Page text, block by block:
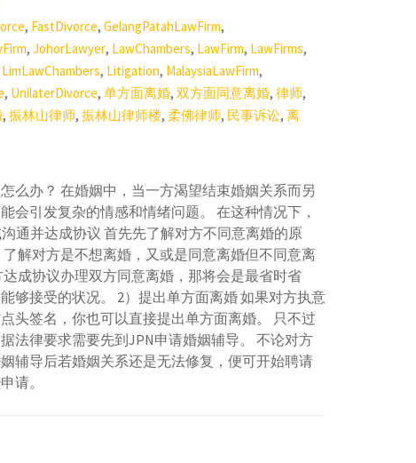
, FastDivorce, GelangPatahLawFirm,
, JohorLawyer, LawChambers, LawFirm, LawFirms,
LimLawChambers, Litigation, MalaysiaLawFirm,
, UnilaterDivorce, 单方面离婚, 双方面同意离婚, 律师,
, 振林山律师, 振林山律师楼, 柔佛律师, 民事诉讼, 离
么办？ 在婚姻中，当一方渴望结束婚姻关系而另
会引发复杂的情感和情绪问题。 在这种情况下，
通并达成协议 首先先了解对方不同意离婚的原
解对方是不想离婚，又或是同意离婚但不同意离
成协议办理双方同意离婚，那将会是最省时省
够接受的状况。 2）提出单方面离婚 如果对方执意
头签名，你也可以直接提出单方面离婚。 只不过
法律要求需要先到JPN申请婚姻辅导。 不论对方
辅导后若婚姻关系还是无法修复，便可开始聘请
请。